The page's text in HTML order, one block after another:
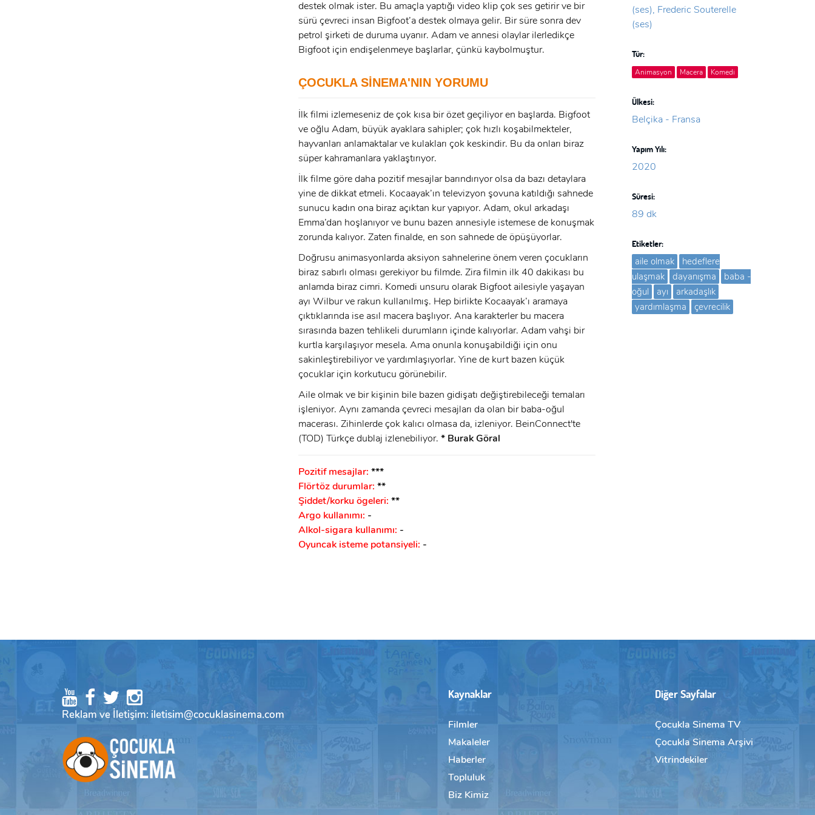
GIRIŞ YAP
E-Posta:
Şifre:
Beni Hatırla
GIRIŞ
ÜYE OL
Ad Soyad:
E-Posta:
Şifre:
ÜYE OL
GIRIŞ
destek olmak ister. Bu amaçla yaptığı video klip çok ses getirir ve bir
sürü çevreci insan Bigfoot’a destek olmaya gelir. Bir süre sonra dev
petrol şirketi de duruma uyanır. Adam ve annesi olaylar ilerledikçe
Bigfoot için endişelenmeye başlarlar, çünkü kaybolmuştur.
ÇOCUKLA SİNEMA'NIN YORUMU
İlk filmi izlemeseniz de çok kısa bir özet geçiliyor en başlarda. Bigfoot
ve oğlu Adam, büyük ayaklara sahipler; çok hızlı koşabilmekteler,
hayvanları anlamaktalar ve kulakları çok keskindir. Bu da onları biraz
süper kahramanlara yaklaştırıyor.
İlk filme göre daha pozitif mesajlar barındırıyor olsa da bazı detaylara
yine de dikkat etmeli. Kocaayak’ın televizyon şovuna katıldığı sahnede
sunucu kadın ona biraz açıktan kur yapıyor. Adam, okul arkadaşı
Emma’dan hoşlanıyor ve bunu bazen annesiyle istemese de konuşmak
zorunda kalıyor. Zaten finalde, en son sahnede de öpüşüyorlar.
Doğrusu animasyonlarda aksiyon sahnelerine önem veren çocukların
biraz sabırlı olması gerekiyor bu filmde. Zira filmin ilk 40 dakikası bu
anlamda biraz cimri. Komedi unsuru olarak Bigfoot ailesiyle yaşayan
ayı Wilbur ve rakun kullanılmış. Hep birlikte Kocaayak’ı aramaya
çıktıklarında ise asıl macera başlıyor. Ana karakterler bu macera
sırasında bazen tehlikeli durumların içinde kalıyorlar. Adam vahşi bir
kurtla karşılaşıyor mesela. Ama onunla konuşabildiği için onu
sakinleştirebiliyor ve yardımlaşıyorlar. Yine de kurt bazen küçük
çocuklar için korkutucu görünebilir.
Aile olmak ve bir kişinin bile bazen gidişatı değiştirebileceği temaları
işleniyor. Aynı zamanda çevreci mesajları da olan bir baba-oğul
macerası. Zihinlerde çok kalıcı olmasa da, izleniyor. BeinConnect'te
(TOD) Türkçe dublaj izlenebiliyor. * Burak Göral
Pozitif mesajlar: ***
Flörtöz durumlar: **
Şiddet/korku ögeleri: **
Argo kullanımı: -
Alkol-sigara kullanımı: -
Oyuncak isteme potansiyeli: -
(ses), Frederic Souterelle
(ses)
Tür:
Animasyon Macera Komedi
Ülkesi:
Belçika - Fransa
Yapım Yılı:
2020
Süresi:
89 dk
Etiketler:
aile olmak
hedeflere
ulaşmak
dayanışma
baba -
oğul
ayı
arkadaşlık
yardımlaşma
çevrecilik
Reklam ve İletişim: iletisim@cocuklasinema.com
Kaynaklar
Filmler
Makaleler
Haberler
Topluluk
Biz Kimiz
Diğer Sayfalar
Çocukla Sinema TV
Çocukla Sinema Arşivi
Vitrindekiler